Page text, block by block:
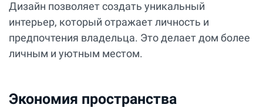
Дизайн позволяет создать уникальный
интерьер, который отражает личность и
предпочтения владельца. Это делает дом более
личным и уютным местом.
Экономия пространства